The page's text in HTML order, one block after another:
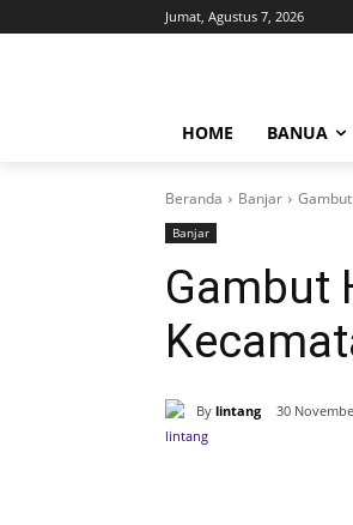
Jumat, Agustus 7, 2026
HOME BANUA
Beranda Banjar
Banjar
Gambut
By lintang 30